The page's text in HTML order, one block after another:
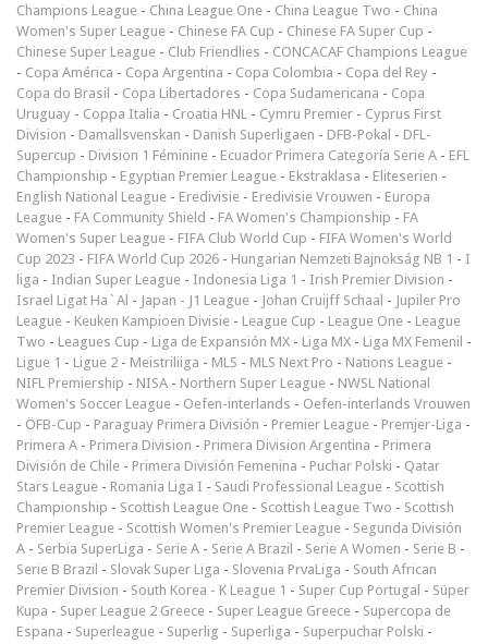
Champions League - China League One - China League Two - China
Women's Super League - Chinese FA Cup - Chinese FA Super Cup -
Chinese Super League - Club Friendlies - CONCACAF Champions League
- Copa América - Copa Argentina - Copa Colombia - Copa del Rey -
Copa do Brasil - Copa Libertadores - Copa Sudamericana - Copa
Uruguay - Coppa Italia - Croatia HNL - Cymru Premier - Cyprus First
Division - Damallsvenskan - Danish Superligaen - DFB-Pokal - DFL-
Supercup - Division 1 Féminine - Ecuador Primera Categoría Serie A - EFL
Championship - Egyptian Premier League - Ekstraklasa - Eliteserien -
English National League - Eredivisie - Eredivisie Vrouwen - Europa
League - FA Community Shield - FA Women's Championship - FA
Women's Super League - FIFA Club World Cup - FIFA Women's World
Cup 2023 - FIFA World Cup 2026 - Hungarian Nemzeti Bajnokság NB 1 - I
liga - Indian Super League - Indonesia Liga 1 - Irish Premier Division -
Israel Ligat Ha`Al - Japan - J1 League - Johan Cruijff Schaal - Jupiler Pro
League - Keuken Kampioen Divisie - League Cup - League One - League
Two - Leagues Cup - Liga de Expansión MX - Liga MX - Liga MX Femenil -
Ligue 1 - Ligue 2 - Meistriliiga - MLS - MLS Next Pro - Nations League -
NIFL Premiership - NISA - Northern Super League - NWSL National
Women's Soccer League - Oefen-interlands - Oefen-interlands Vrouwen
- ÖFB-Cup - Paraguay Primera División - Premier League - Premjer-Liga -
Primera A - Primera Division - Primera Division Argentina - Primera
División de Chile - Primera División Femenina - Puchar Polski - Qatar
Stars League - Romania Liga I - Saudi Professional League - Scottish
Championship - Scottish League One - Scottish League Two - Scottish
Premier League - Scottish Women's Premier League - Segunda División
A - Serbia SuperLiga - Serie A - Serie A Brazil - Serie A Women - Serie B -
Serie B Brazil - Slovak Super Liga - Slovenia PrvaLiga - South African
Premier Division - South Korea - K League 1 - Super Cup Portugal - Süper
Kupa - Super League 2 Greece - Super League Greece - Supercopa de
Espana - Superleague - Superlig - Superliga - Superpuchar Polski -